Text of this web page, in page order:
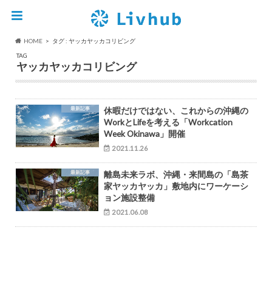
HOME
タグ : ヤッカヤッカコリビング
TAG
ヤッカヤッカコリビング
最新記事
休暇だけではない、これからの沖縄の
WorkとLifeを考える「Workcation
Week Okinawa」開催
2021.11.26
最新記事
離島未来ラボ、沖縄・来間島の「島茶
家ヤッカヤッカ」敷地内にワーケーシ
ョン施設整備
2021.06.08